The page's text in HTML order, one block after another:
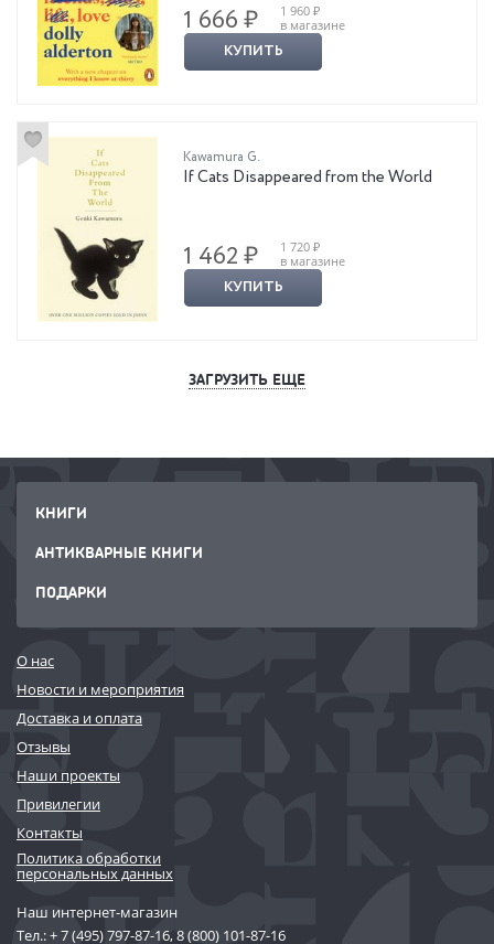
1 666 ₽
1 960 ₽
в магазине
КУПИТЬ
Kawamura G.
If Cats Disappeared from the World
1 462 ₽
1 720 ₽
в магазине
КУПИТЬ
ЗАГРУЗИТЬ ЕЩЕ
КНИГИ
АНТИКВАРНЫЕ КНИГИ
ПОДАРКИ
О нас
Новости и мероприятия
Доставка и оплата
Отзывы
Наши проекты
Привилегии
Контакты
Политика обработки
персональных данных
Наш интернет-магазин
Тел.:+ 7 (495) 797-87-16,8 (800) 101-87-16